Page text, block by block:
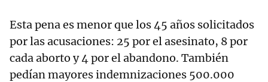
Esta pena es menor que los 45 años solicitados
por las acusaciones: 25 por el asesinato, 8 por
cada aborto y 4 por el abandono. También
pedían mayores indemnizaciones 500.000